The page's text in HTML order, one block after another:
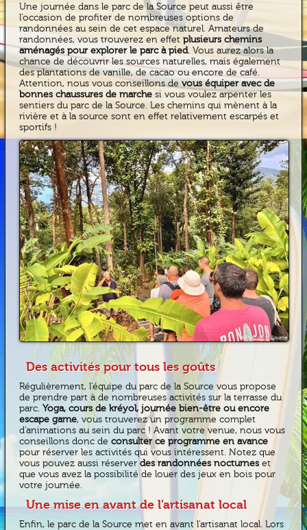
Une journée dans le parc de la Source peut aussi être
l’occasion de profiter de nombreuses options de
randonnées au sein de cet espace naturel. Amateurs de
randonnées, vous trouverez en effet plusieurs chemins
aménagés pour explorer le parc à pied. Vous aurez alors la
chance de découvrir les sources naturelles, mais également
des plantations de vanille, de cacao ou encore de café.
Attention, nous vous conseillons devous équiper avec de
bonnes chaussures de marchesi vous voulez arpenter les
sentiers du parc de la Source. Les chemins qui mènent à la
rivière et à la source sont en effet relativement escarpés et
sportifs !
Des activités pour tous les goûts
Régulièrement, l’équipe du parc de la Source vous propose
de prendre part à de nombreuses activités sur la terrasse du
parc.Yoga, cours de kréyol, journée bien-être ou encore
escape game, vous trouverez un programme complet
d’animations au sein du parc ! Avant votre venue, nous vous
conseillons donc de consulter ce programme en avance
pour réserver les activités qui vous intéressent. Notez que
vous pouvez aussi réserverdes randonnées nocturneset
que vous avez la possibilité de louer des jeux en bois pour
votre journée.
Une mise en avant de l’artisanat local
Enfin, le parc de la Source met en avant l’artisanat local. Lors